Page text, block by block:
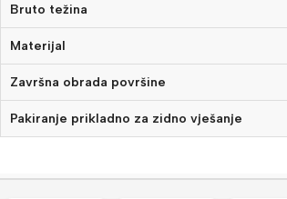
Bruto težina
Materijal
Završna obrada površine
Pakiranje prikladno za zidno vješanje